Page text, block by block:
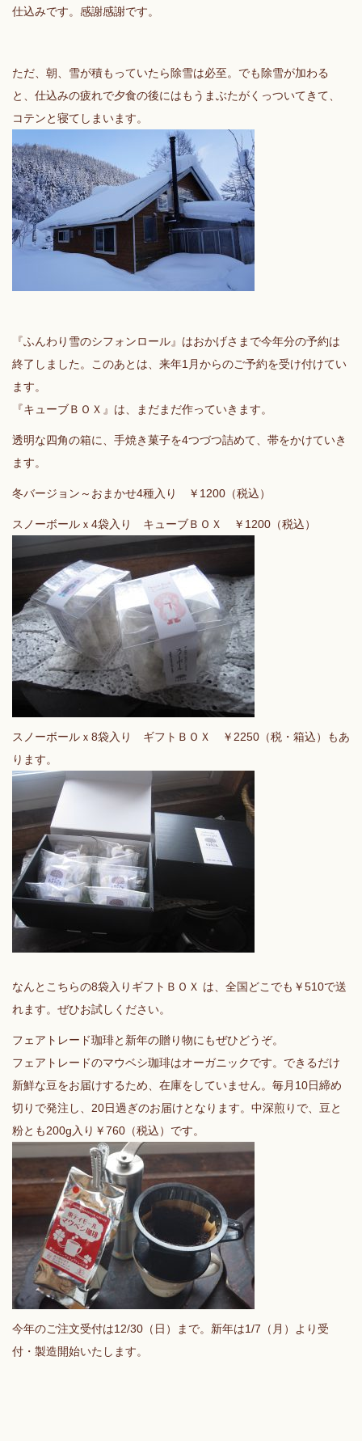
仕込みです。感謝感謝です。
ただ、朝、雪が積もっていたら除雪は必至。でも除雪が加わる
と、仕込みの疲れで夕食の後にはもうまぶたがくっついてきて、
コテンと寝てしまいます。
『ふんわり雪のシフォンロール』はおかげさまで今年分の予約は
終了しました。このあとは、来年1月からのご予約を受け付けてい
ます。
『キューブＢＯＸ』は、まだまだ作っていきます。
透明な四角の箱に、手焼き菓子を4つづつ詰めて、帯をかけていき
ます。
冬バージョン～おまかせ4種入り ￥1200（税込）
スノーボールｘ4袋入り キューブＢＯＸ ￥1200（税込）
スノーボールｘ8袋入り ギフトＢＯＸ ￥2250（税・箱込）もあ
ります。
なんとこちらの8袋入りギフトＢＯＸ は、全国どこでも￥510で送
れます。ぜひお試しください。
フェアトレード珈琲と新年の贈り物にもぜひどうぞ。
フェアトレードのマウベシ珈琲はオーガニックです。できるだけ
新鮮な豆をお届けするため、在庫をしていません。毎月10日締め
切りで発注し、20日過ぎのお届けとなります。中深煎りで、豆と
粉とも200g入り￥760（税込）です。
今年のご注文受付は12/30（日）まで。新年は1/7（月）より受
付・製造開始いたします。